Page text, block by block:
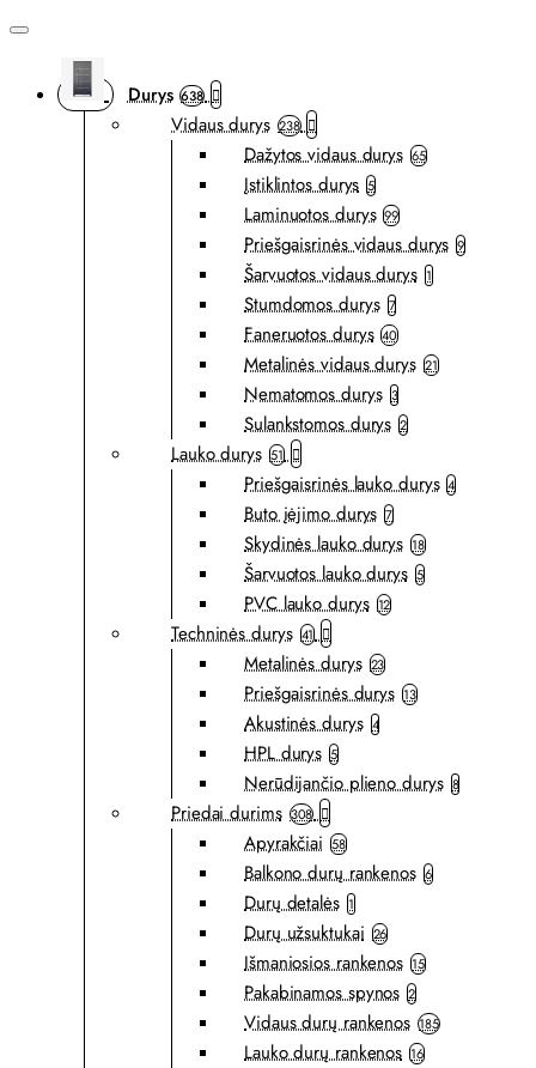
Durys 638
Vidaus durys 238
Dažytos vidaus durys 65
Įstiklintos durys 5
Laminuotos durys 99
Priešgaisrinės vidaus durys 9
Šarvuotos vidaus durys 1
Stumdomos durys 7
Faneruotos durys 40
Metalinės vidaus durys 21
Nematomos durys 3
Sulankstomos durys 2
Lauko durys 51
Priešgaisrinės lauko durys 4
Buto įėjimo durys 7
Skydinės lauko durys 18
Šarvuotos lauko durys 5
PVC lauko durys 12
Techninės durys 41
Metalinės durys 23
Priešgaisrinės durys 13
Akustinės durys 4
HPL durys 5
Nerūdijančio plieno durys 8
Priedai durims 308
Apyrakčiai 58
Balkono durų rankenos 6
Durų detalės 1
Durų užsuktukai 26
Išmaniosios rankenos 15
Pakabinamos spynos 2
Vidaus durų rankenos 185
Lauko durų rankenos 16